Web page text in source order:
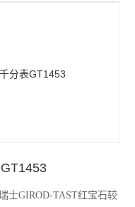
士GIROD-TAST红宝石较